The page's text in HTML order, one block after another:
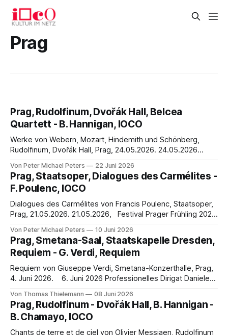
Prag
Prag, Rudolfinum, Dvořák Hall, Belcea
Quartett - B. Hannigan, IOCO
Werke von Webern, Mozart, Hindemith und Schönberg,
Rudolfinum, Dvořák Hall, Prag, 24.05.2026. 24.05.2026
Hindemith und Schönberg AUF DER SUCHE NACH EINER
NEUEN WELT… NEBELWEBEN Der Nebelweber webt im
Wald ein weißes Hemd für sein Gemahl. Die steht wie
Von Peter Michael Peters 22 Juni 2026
Prag, Staatsoper, Dialogues des Carmélites -
F. Poulenc, IOCO
Dialogues des Carmélites von Francis Poulenc, Staatsoper,
Prag, 21.05.2026. 21.05.2026, Festival Prager Frühling 2026
ombre… Hélas! J’ai plus de trente ans de profession, Douze
ans de supériorat. J’ai médité sur la mort chaque
Von Peter Michael Peters 10 Juni 2026
Prag, Smetana-Saal, Staatskapelle Dresden,
Requiem - G. Verdi, Requiem
Requiem von Giuseppe Verdi, Smetana-Konzerthalle, Prag,
4. Juni 2026. 6. Juni 2026 Professionelles Dirigat Daniele
beeindruckenden Festivalabschluss des Prager Frühlings
2026 Mit Daniele Gattis Interpretation von Giuseppe Verdis
(1813-1901) Messe da Requiem erlebten wir am 4. Juni
2026 das Gastkonzert der Sächsischen
Von Thomas Thielemann 08 Juni 2026
Prag, Rudolfinum - Dvořák Hall, B. Hannigan -
B. Chamayo, IOCO
Chants de terre et de ciel von Olivier Messiaen, Rudolfinum